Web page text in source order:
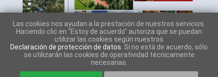
Las cookies nos ayudan a la prestación de nuestros servicios.
Haciendo clic en "Estoy de acuerdo" autoriza que se puedan
utilizar las cookies según nuestros
Declaración de protección de datos . Si no está de acuerdo, sólo
se utilizarán las cookies de operatividad técnicamente
necesarias.